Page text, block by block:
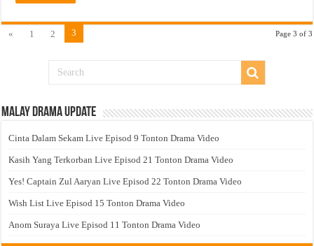
Page 3 of 3
« 1 2 3
Malay Drama Update
Cinta Dalam Sekam Live Episod 9 Tonton Drama Video
Kasih Yang Terkorban Live Episod 21 Tonton Drama Video
Yes! Captain Zul Aaryan Live Episod 22 Tonton Drama Video
Wish List Live Episod 15 Tonton Drama Video
Anom Suraya Live Episod 11 Tonton Drama Video